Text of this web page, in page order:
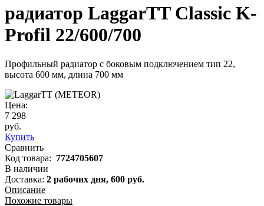
радиатор LaggarTT Classic K-
Profil 22/600/700
Профильный радиатор с боковым подключением тип 22,
высота 600 мм, длина 700 мм
Цена:
7 298
руб.
Купить
Сравнить
Код товара: 7724705607
В наличии
Доставка: 2 рабочих дня, 600 руб.
Описание
Похожие товары